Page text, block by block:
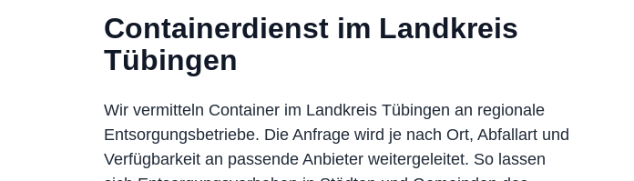
Containerdienst im Landkreis
Tübingen
Wir vermitteln Container im Landkreis Tübingen an regionale
Entsorgungsbetriebe. Die Anfrage wird je nach Ort, Abfallart und
Verfügbarkeit an passende Anbieter weitergeleitet. So lassen